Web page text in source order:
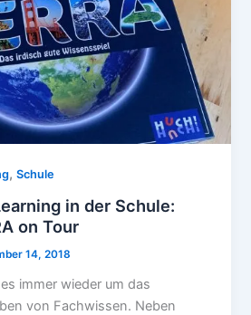
,Schule
in der Schule:
on Tour
14, 2018
immer wieder um das
von Fachwissen. Neben